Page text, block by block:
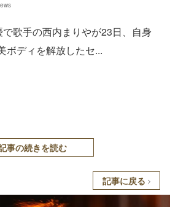
歌手の西内まりやが23日、自身
ボディを解放したセ...
事の続きを読む
記事に戻る